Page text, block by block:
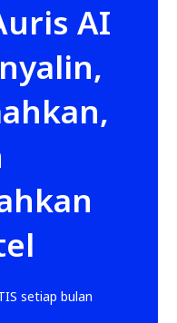
AI
setiap bulan